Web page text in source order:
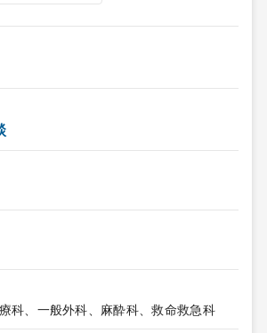
科、一般外科、麻酔科、救命救急科